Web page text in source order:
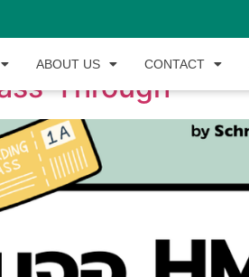
ABOUT US CONTACT
Through